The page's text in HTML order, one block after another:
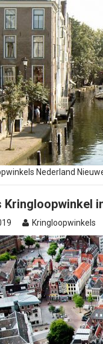
Nederland
Kringloopwinkel
Kringloopwinkels